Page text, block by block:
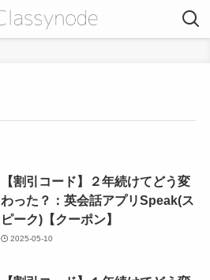
【割引コード】２年続けてどう変
わった？：英会話アプリSpeak(ス
ピーク)【クーポン】
2025-05-10